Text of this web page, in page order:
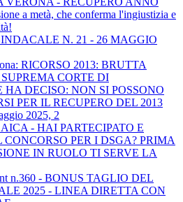
a metà, che conferma l'ingiustizia e
N. 21 - 26 MAGGIO
RICORSO 2013: BRUTTA
CORTE DI
HA DECISO: NON SI POSSONO
PER IL RECUPERO DEL 2013
2025, 2
- HAI PARTECIPATO E
CONCORSO PER I DSGA? PRIMA
IN RUOLO TI SERVE LA
n.360 - BONUS TAGLIO DEL
2025 - LINEA DIRETTA CON